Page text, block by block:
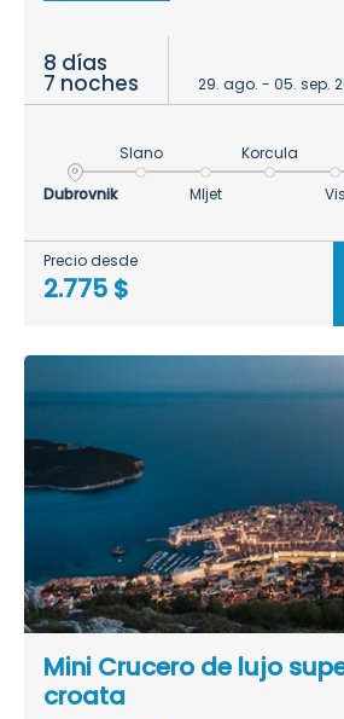
8 días
7 noches 29. ago. - 05. sep.
Dubrovnik
Slano
Mljet
Korcula
Vis
Precio desde
2.775 $
Mini Crucero de lujo
croata